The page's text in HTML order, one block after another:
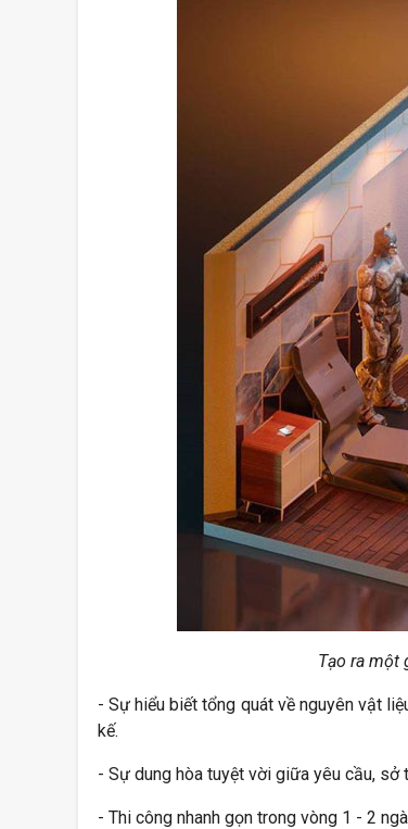
Tạo ra một
- Sự hiểu biết tổng quát về nguyên vật
kế.
- Sự dung hòa tuyệt vời giữa yêu cầu, sở
- Thi công nhanh gọn trong vòng 1 - 2